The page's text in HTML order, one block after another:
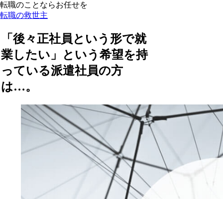
転職のことならお任せを
転職の救世主
「後々正社員という形で就
業したい」という希望を持
っている派遣社員の方
は…。